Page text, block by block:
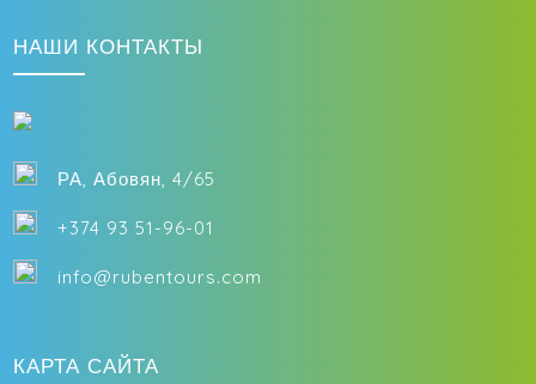
НАШИ КОНТАКТЫ
РА, Абовян, 4/65
+374 93 51-96-01
info@rubentours.com
КАРТА САЙТА